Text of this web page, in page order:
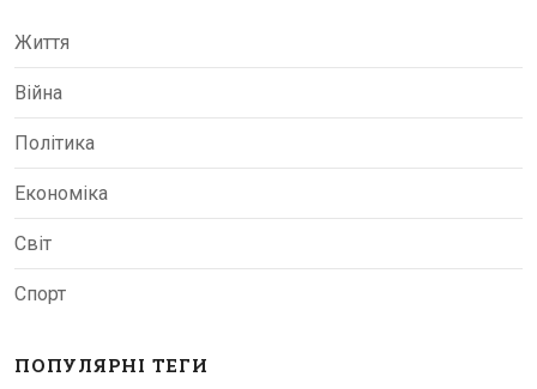
Життя
Війна
Політика
Економіка
Світ
Спорт
ПОПУЛЯРНІ ТЕГИ